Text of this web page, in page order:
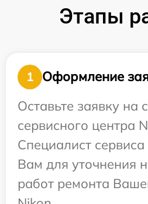
Этапы
1
Оформление
Оставьте заявку на
сервисного центра
Специалист
Вам для уточнения
работ ремонта